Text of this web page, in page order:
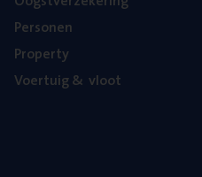
Per­so­nen
Pro­per­ty
Voer­tuig& vloot